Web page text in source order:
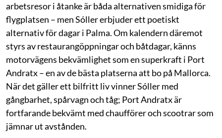
arbetsresor i åtanke är båda alternativen smidiga för
flygplatsen – men Sóller erbjuder ett poetiskt
alternativ för dagar i Palma. Om kalendern däremot
styrs av restaurangöppningar och båtdagar, känns
motorvägens bekvämlighet som en superkraft i Port
Andratx – en av de bästa platserna att bo på Mallorca.
När det gäller ett bilfritt liv vinner Sóller med
gångbarhet, spårvagn och tåg; Port Andratx är
fortfarande bekvämt med chaufförer och scootrar som
jämnar ut avstånden.